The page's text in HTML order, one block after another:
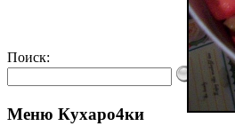
Поиск:
Меню Кухаро4ки